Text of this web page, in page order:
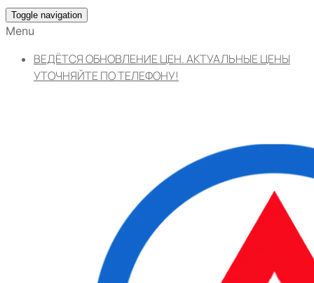
Toggle navigation
Menu
ВЕДЁТСЯ ОБНОВЛЕНИЕ ЦЕН. АКТУАЛЬНЫЕ ЦЕНЫ
УТОЧНЯЙТЕ ПО ТЕЛЕФОНУ!